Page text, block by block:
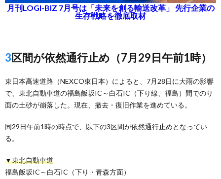
月刊LOGI-BIZ 7月号は「未来を創る輸送改革」 先行企業の
生存戦略を徹底取材
3区間が依然通行止め（7月29日午前1時）
東日本高速道路（NEXCO東日本）によると、7月28日に大雨の影響
で、東北自動車道の福島飯坂IC～白石IC（下り線、福島）間でのり
面の土砂が崩落した。現在、撤去・復旧作業を進めている。
同29日午前1時の時点で、以下の3区間が依然通行止めとなってい
る。
▼東北自動車道
福島飯坂IC～白石IC（下り・青森方面）